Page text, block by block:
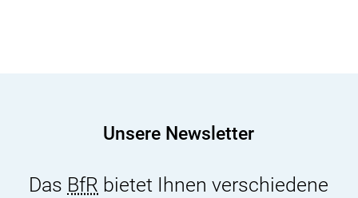
Unsere Newsletter
Das BfR bietet Ihnen verschiedene